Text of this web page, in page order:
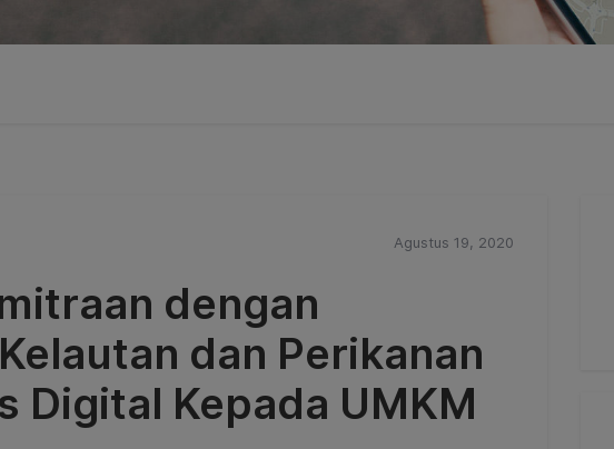
Agustus 19, 2020
dengan
dan Perikanan
Digital Kepada UMKM